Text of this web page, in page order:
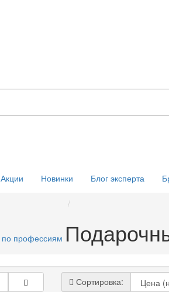
Акции Новинки Блог эксперта
по профессиям
Сортировка: